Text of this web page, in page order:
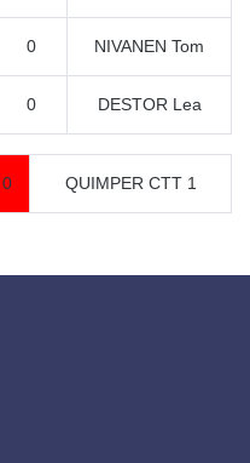
0 NIVANEN Tom
0 DESTOR Lea
0 QUIMPER CTT 1